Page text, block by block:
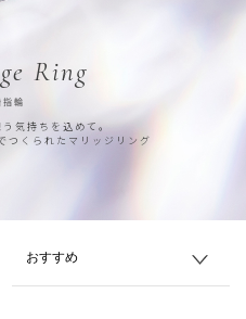
Ring
指輪
気持ちを込めて。
つくられたマリッジリング